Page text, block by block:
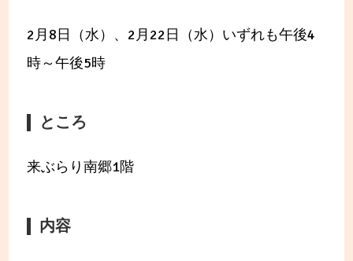
2月8日（水）、2月22日（水）いずれも午後4
時～午後5時
ところ
来ぶらり南郷1階
内容